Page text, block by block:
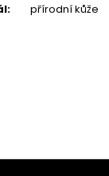
: přírodní kůže